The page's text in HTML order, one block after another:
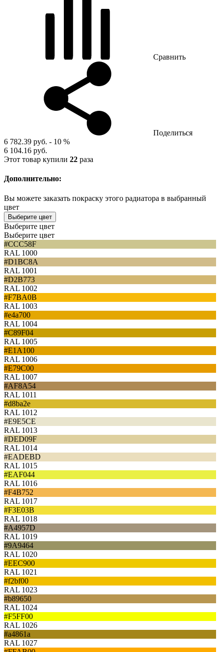
Сравнить
Поделиться
6 782.39 руб. - 10 %
6 104.16 руб.
Этот товар купили 22 раза
Дополнительно:
Вы можете заказать покраску этого радиатора в выбранный
цвет
Выберите цвет
Выберите цвет
Выберите цвет
#CCC58F
RAL 1000
#D1BC8A
RAL 1001
#D2B773
RAL 1002
#F7BA0B
RAL 1003
#e4a700
RAL 1004
#C89F04
RAL 1005
#E1A100
RAL 1006
#E79C00
RAL 1007
#AF8A54
RAL 1011
#d8ba2e
RAL 1012
#E9E5CE
RAL 1013
#DED09F
RAL 1014
#EADEBD
RAL 1015
#EAF044
RAL 1016
#F4B752
RAL 1017
#F3E03B
RAL 1018
#A4957D
RAL 1019
#9A9464
RAL 1020
#EEC900
RAL 1021
#f2bf00
RAL 1023
#b89650
RAL 1024
#F5FF00
RAL 1026
#a4861a
RAL 1027